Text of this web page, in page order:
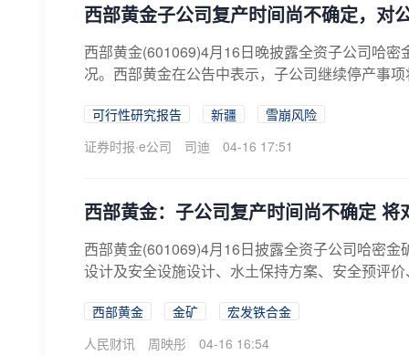
西部黄金子公司复产时间尚不确定，对
西部黄金(601069)4月16日晚披露全资子公司哈
况。西部黄金在公告中表示，子公司继续停产事
可行性研究报告 新疆
雪崩风险
证券时报·e公司
司迪 04-16 17:51
西部黄金：子公司复产时间尚不确定
西部黄金(601069)4月16日披露全资子公司哈密
设计及安全设施设计、水土保持方案、安全预评
西部黄金 金矿
宏发铁合金
人民财讯
周映彤 04-16 16:54